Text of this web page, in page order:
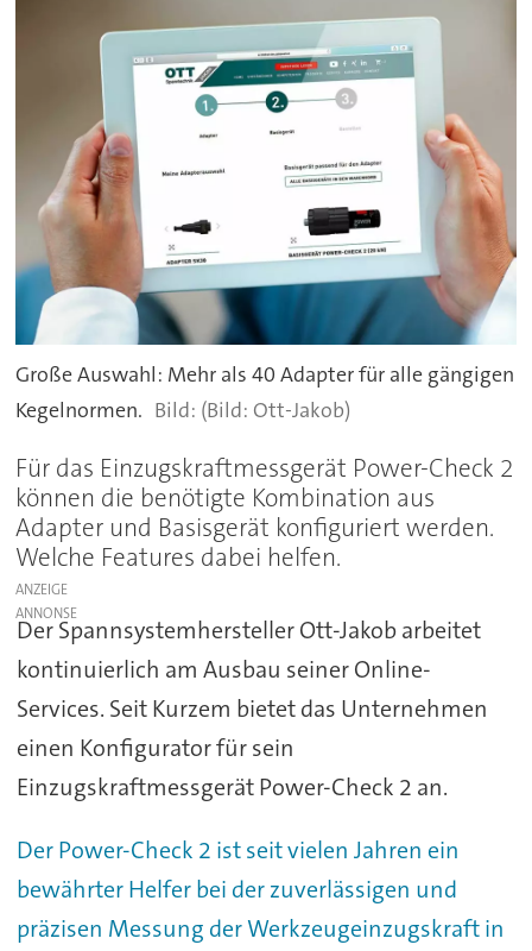
Große Auswahl: Mehr als 40 Adapter für alle gängigen
Kegelnormen.
(Bild: Ott-Jakob)
Für das Einzugskraftmessgerät Power-Check 2
können die benötigte Kombination aus
Adapter und Basisgerät konfiguriert werden.
Welche Features dabei helfen.
ANZEIGE
Der Spannsystemhersteller Ott-Jakob arbeitet
kontinuierlich am Ausbau seiner Online-
Services. Seit Kurzem bietet das Unternehmen
einen Konfigurator für sein
Einzugskraftmessgerät Power-Check 2 an.
Der Power-Check 2 ist seit vielen Jahren ein
bewährter Helfer bei der zuverlässigen und
präzisen Messung der Werkzeugeinzugskraft in